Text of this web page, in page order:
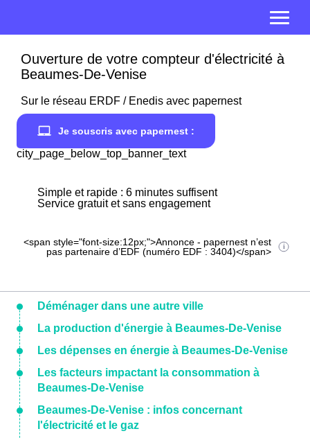
Ouverture de votre compteur d'électricité à
Beaumes-De-Venise
Sur le réseau ERDF / Enedis avec papernest
Je souscris avec papernest :
city_page_below_top_banner_text
Simple et rapide : 6 minutes suffisent
Service gratuit et sans engagement
<span style="font-size:12px;">Annonce - papernest n’est
pas partenaire d’EDF (numéro EDF : 3404)</span>
Déménager dans une autre ville
La production d'énergie à Beaumes-De-Venise
Les dépenses en énergie à Beaumes-De-Venise
Les facteurs impactant la consommation à
Beaumes-De-Venise
Beaumes-De-Venise : infos concernant
l'électricité et le gaz